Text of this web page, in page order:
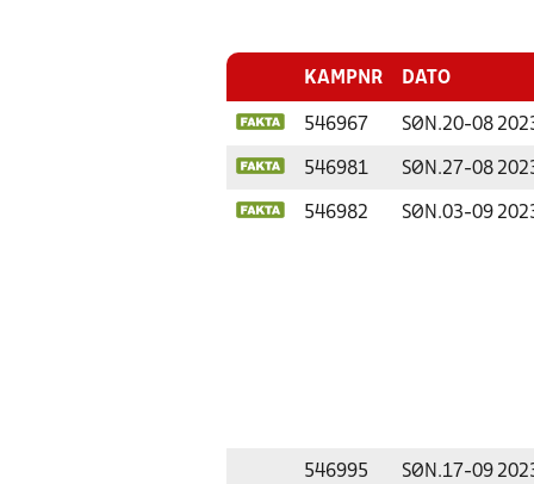
KAMPNR DATO
546967 SØN.20-08
546981 SØN.27-08
546982 SØN.03-09
546995 SØN.17-09